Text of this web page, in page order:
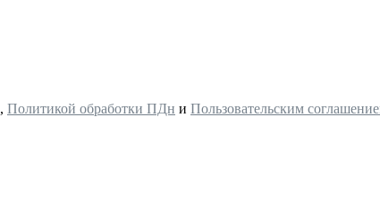
, Политикой обработки ПДн и Пользовательским